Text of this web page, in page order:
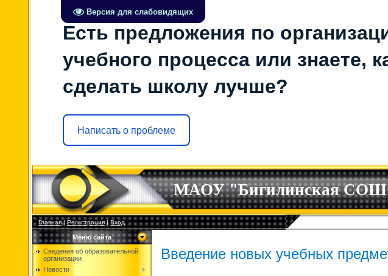
Версия для слабовидящих
Есть предложения по
учебного процесса или знаете,
сделать школу лучше?
Написать о проблеме
МАОУ "Бигилинская
Главная|Регистрация|Вход
Меню сайта
Сведения об образовательной
организации
Новости
Введение новых учебных